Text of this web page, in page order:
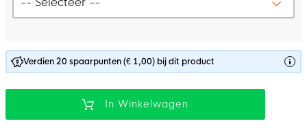
Verdien 20 spaarpunten (€ 1,00) bij dit product
In Winkelwagen